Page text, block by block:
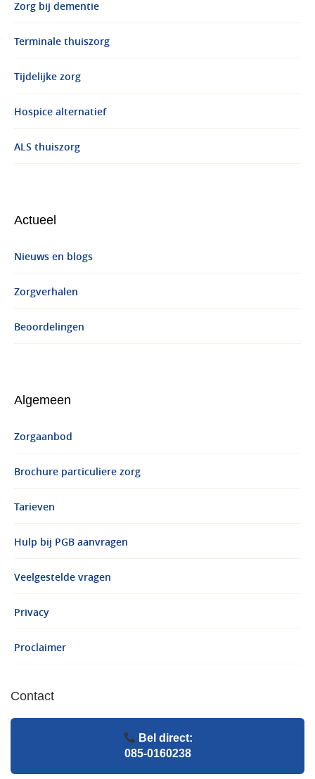
Zorg bij dementie
Terminale thuiszorg
Tijdelijke zorg
Hospice alternatief
ALS thuiszorg
Actueel
Nieuws en blogs
Zorgverhalen
Beoordelingen
Algemeen
Zorgaanbod
Brochure particuliere zorg
Tarieven
Hulp bij PGB aanvragen
Veelgestelde vragen
Privacy
Proclaimer
Contact
Bel direct:
085-0160238